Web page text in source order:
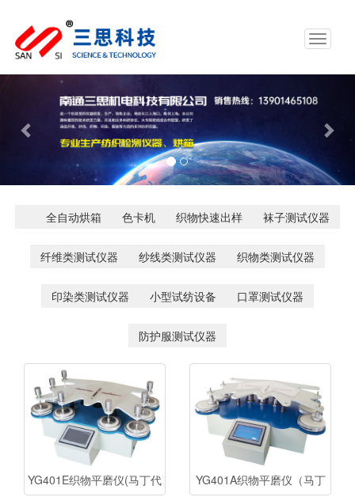
Toggle
Previous
全自动烘箱 色卡机 织物快速出样 袜子测试仪器
纤维类测试仪器 纱线类测试仪器 织物类测试仪器
印染类测试仪器 小型试纺设备 口罩测试仪器
防护服测试仪器
YG401E织物平磨仪(马丁代
YG401A织物平磨仪（马丁